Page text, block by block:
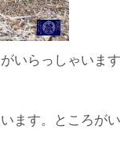
いらっしゃいます
ます。ところが